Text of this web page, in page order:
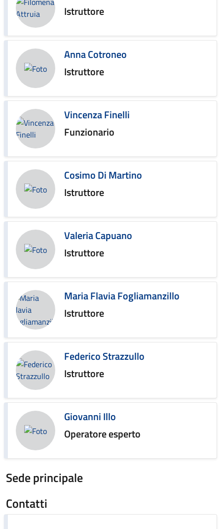
Istruttore
Anna Cotroneo
Istruttore
Vincenza Finelli
Funzionario
Cosimo Di Martino
Istruttore
Valeria Capuano
Istruttore
Maria Flavia Fogliamanzillo
Istruttore
Federico Strazzullo
Istruttore
Giovanni Illo
Operatore esperto
Sede principale
Contatti